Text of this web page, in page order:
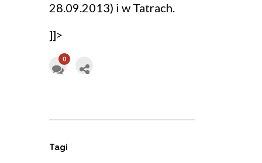
28.09.2013) i w Tatrach.
]]>
0
Tagi